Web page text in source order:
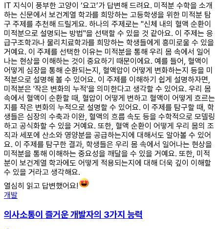
IT 지식이 풍부한 고양이 ‘요고’가 답변해 드려요. 미적분 수학을 소개
하는 신문에서 보건계열 학과를 희망하는 고등학생을 위한 미적분 탐
구 주제를 추천해 드릴게요. 하나의 주제로는 "신체 내의 혈액 순환이
미적분으로 설명되는 방법"을 선택할 수 있을 것 같아요. 이 주제는 응
급구조학과나 물리치료학과를 희망하는 학생들에게 흥미로울 수 있을
거예요. 이 주제를 선택한 이유는 미적분을 통해 우리 몸 속에서 일어
나는 현상을 이해하는 것이 중요하기 때문이에요. 예를 들어, 혈액이
어떻게 심장을 통해 순환되는지, 혈액압이 어떻게 변화하는지 등을 미
적분으로 설명해 볼 수 있어요. 이 주제를 이해하기 쉽게 설명하자면,
미적분은 '작은 변화의 누적'을 의미한다고 생각할 수 있어요. 우리 몸
속에서 혈액이 순환할 때, 혈압이 어떻게 변하고 혈액이 어떻게 흐르는
지를 작은 변화의 누적으로 설명할 수 있어요. 이 주제를 탐구할 때, 학
생들은 심장의 수축과 이완, 혈액의 흐름 속도 등을 수학적으로 모델링
하고 공식화할 수 있을 거예요. 또한, 혈액 순환이 어떻게 우리 몸의 조
직과 세포에 산소와 영양분을 공급하는지에 대해서도 알아볼 수 있어
요. 이 주제를 탐구한 결과, 학생들은 우리 몸 속에서 일어나는 현상을
미적분을 통해 이해하는 중요성을 깨달을 수 있을 거예요. 또한, 미적
분이 보건계열 학과에도 어떻게 적용되는지에 대해 더욱 깊이 이해할
수 있을 거라고 생각해요.
열심히 읽고 답변했어요!
개발
의사소통이 즐거운 개발자의 3가지 능력